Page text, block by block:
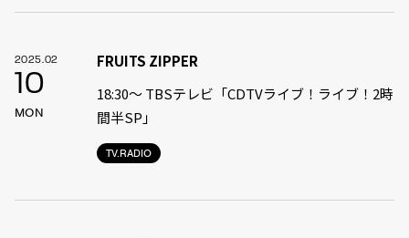
2025.02
10
MON
TV.RADIO
FRUITS ZIPPER
18:30〜 TBSテレビ「CDTVライブ！ライブ！2時
間半SP」